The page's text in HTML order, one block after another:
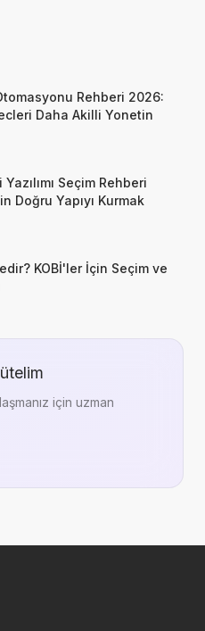
Rehberi 2026:
Daha Akilli Yonetin
Seçim Rehberi
Doğru Yapıyı Kurmak
KOBİ'ler İçin Seçim ve
için uzman